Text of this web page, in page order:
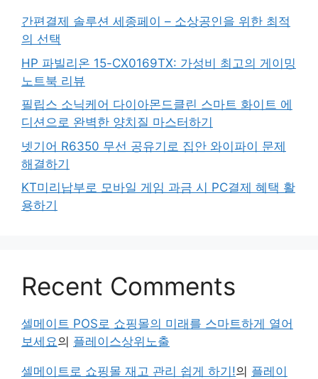
간편결제 솔루션 세종페이 – 소상공인을 위한 최적
의 선택
HP 파빌리온 15-CX0169TX: 가성비 최고의 게이밍
노트북 리뷰
필립스 소닉케어 다이아몬드클린 스마트 화이트 에
디션으로 완벽한 양치질 마스터하기
넷기어 R6350 무선 공유기로 집안 와이파이 문제
해결하기
KT미리납부로 모바일 게임 과금 시 PC결제 혜택 활
용하기
Recent Comments
셀메이트 POS로 쇼핑몰의 미래를 스마트하게 열어
보세요의 플레이스상위노출
셀메이트로 쇼핑몰 재고 관리 쉽게 하기!의 플레이